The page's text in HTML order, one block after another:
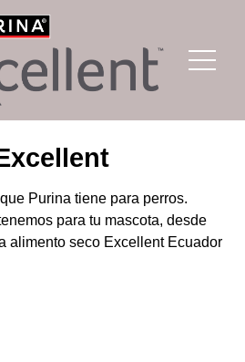
Purina tiene para perros.
para tu mascota, desde
alimento seco Excellent Ecuador